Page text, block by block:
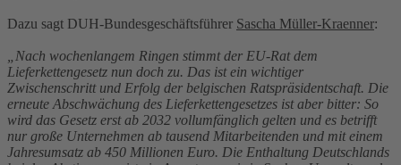
Dazu sagt DUH-Bundesgeschäftsführer Sascha Müller-Kraenner:
„Nach wochenlangem Ringen stimmt der EU-Rat dem
Lieferkettengesetz nun doch zu. Das ist ein wichtiger
Zwischenschritt und Erfolg der belgischen Ratspräsidentschaft. Die
erneute Abschwächung des Lieferkettengesetzes ist aber bitter: So
wird das Gesetz erst ab 2032 vollumfänglich gelten und es betrifft
nur große Unternehmen ab tausend Mitarbeitenden und mit einem
Jahresumsatz ab 450 Millionen Euro. Die Enthaltung Deutschlands